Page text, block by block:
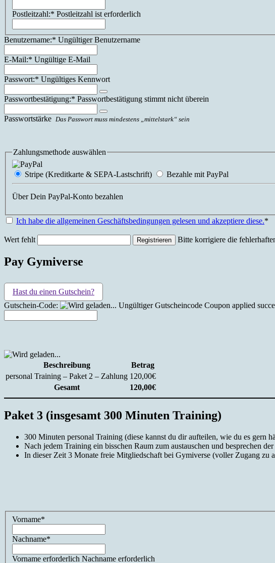
Postleitzahl:* Postleitzahl ist erforderlich
Benutzername:* Ungültiger Benutzername
E-Mail:* Ungültige E-Mail
Passwort:* Ungültiges Kennwort
Passwortbestätigung:* Passwortbestätigung stimmt nicht überein
Passwortstärke Das Passwort muss mindestens „mittelstark“ sein
Zahlungsmethode auswählen
Stripe (Kreditkarte & SEPA-Lastschrift) Bezahle mit PayPal
Über Dein PayPal-Konto bezahlen
Ich habe die allgemeinen Geschäftsbedingungen gelesen und akzeptiere diese.*
Wert fehlt Bitte korrigiere die
Pay Gymiverse
Hast du einen Gutschein?
Gutschein-Code:
Ungültiger Gutscheincode Coupon applied
Beschreibung
Betrag
personal Training – Paket 2 – Zahlung 120,00€
Gesamt
120,00€
Paket 3 (insgesamt 300 Minuten Training)
300 Minuten personal Training (diese kannst du dir aufteilen, wie du es gern
Nach jedem Training ein bisschen Raum zum austauschen und besprechen
In dieser Zeit 3 Monate freie Mitgliedschaft bei Gymiverse (voller Zugang zu
Name:*
Vorname*
Nachname*
Vorname erforderlich Nachname erforderlich